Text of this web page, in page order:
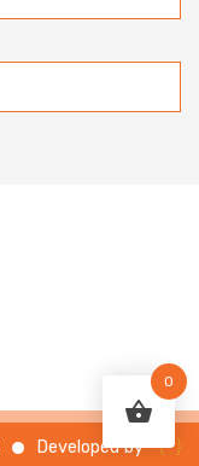
0
Developed by { }